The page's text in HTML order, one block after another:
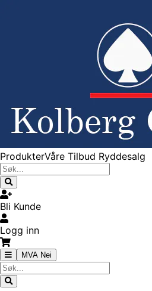
ProdukterVåre Tilbud Ryddesalg
Bli Kunde
Logg inn
MVA Nei